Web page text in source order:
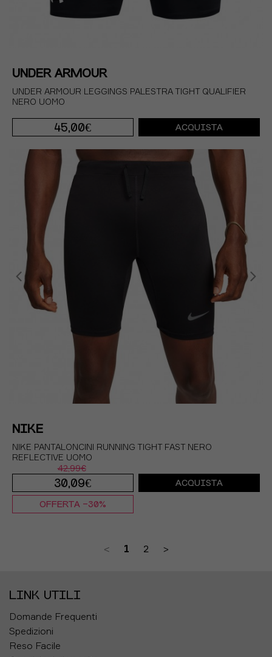
UNDER ARMOUR
UNDER ARMOUR LEGGINGS PALESTRA TIGHT QUALIFIER
NERO UOMO
45,00€
M L
ACQUISTA
NIKE
NIKE PANTALONCINI RUNNING TIGHT FAST NERO
REFLECTIVE UOMO
42,99€
30,09€ ACQUISTA
OFFERTA -30%
< 1 2 >
LINK UTILI
Domande Frequenti
Spedizioni
Reso Facile